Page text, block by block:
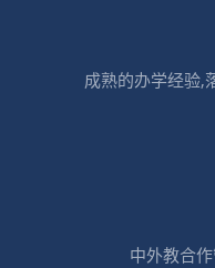
成熟的办学经验,
中外教合